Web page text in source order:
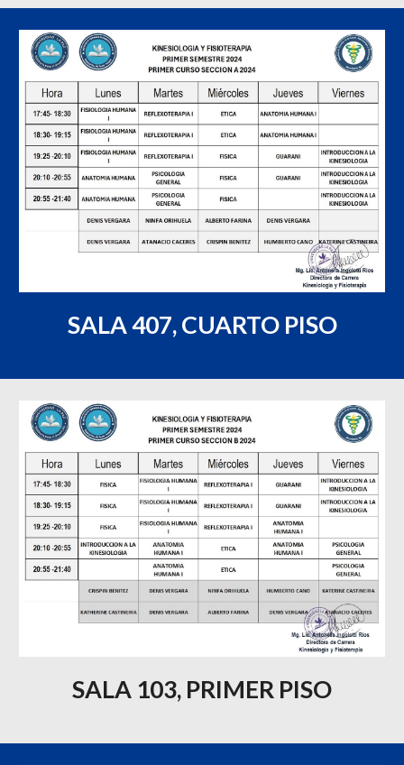
SALA 407, CUARTO PISO
SALA 103, PRIMER PISO